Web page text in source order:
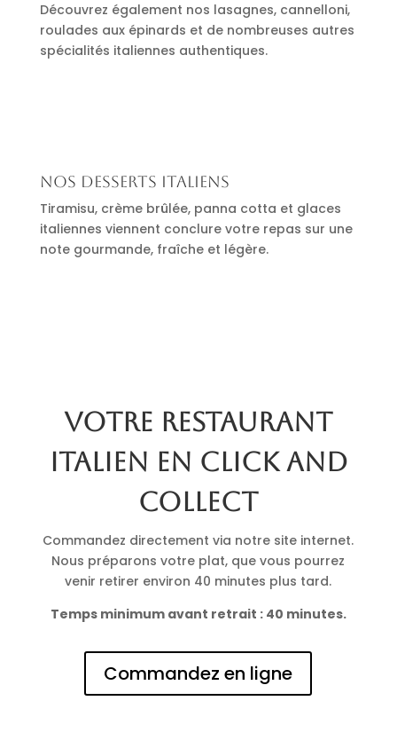
Découvrez également nos lasagnes, cannelloni,
roulades aux épinards et de nombreuses autres
spécialités italiennes authentiques.
Nos desserts italiens
Tiramisu, crème brûlée, panna cotta et glaces
italiennes viennent conclure votre repas sur une
note gourmande, fraîche et légère.
Votre restaurant
italien en click and
collect
Commandez directement via notre site internet.
Nous préparons votre plat, que vous pourrez
venir retirer environ 40 minutes plus tard.
Temps minimum avant retrait : 40 minutes.
Commandez en ligne